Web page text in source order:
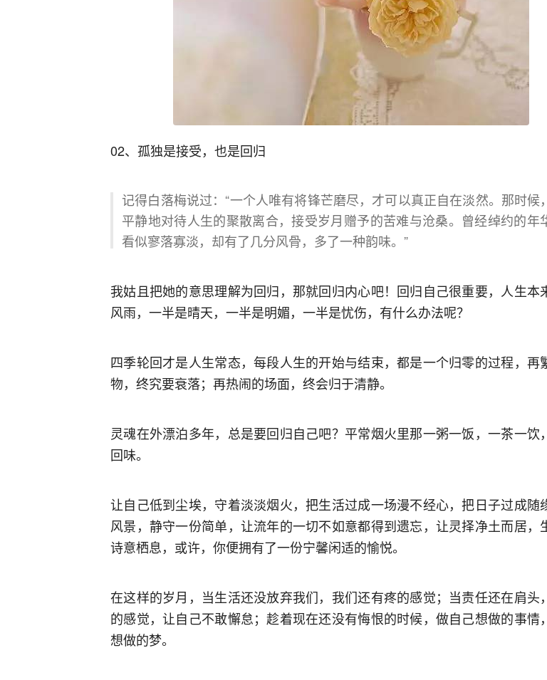
02、孤独是接受，也是回归
记得白落梅说过：“一个人唯有将锋芒磨尽，才可以真正自在淡然。那时候
平静地对待人生的聚散离合，接受岁月赠予的苦难与沧桑。曾经绰约的年
看似寥落寡淡，却有了几分风骨，多了一种韵味。”
我姑且把她的意思理解为回归，那就回归内心吧！回归自己很重要，人生本
风雨，一半是晴天，一半是明媚，一半是忧伤，有什么办法呢？
四季轮回才是人生常态，每段人生的开始与结束，都是一个归零的过程，再
物，终究要衰落；再热闹的场面，终会归于清静。
灵魂在外漂泊多年，总是要回归自己吧？平常烟火里那一粥一饭，一茶一饮
回味。 ​​​
让自己低到尘埃，守着淡淡烟火，把生活过成一场漫不经心，把日子过成随
风景，静守一份简单，让流年的一切不如意都得到遗忘，让灵择净土而居，
诗意栖息，或许，你便拥有了一份宁馨闲适的愉悦。
在这样的岁月，当生活还没放弃我们，我们还有疼的感觉；当责任还在肩头
的感觉，让自己不敢懈怠；趁着现在还没有悔恨的时候，做自己想做的事情
想做的梦。